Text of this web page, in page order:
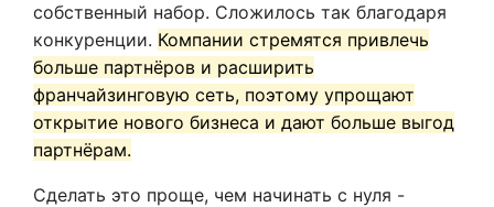
собственный набор. Сложилось так благодаря
конкуренции. Компании стремятся привлечь
больше партнёров и расширить
франчайзинговую сеть, поэтому упрощают
открытие нового бизнеса и дают больше выгод
партнёрам.
Сделать это проще, чем начинать с нуля -